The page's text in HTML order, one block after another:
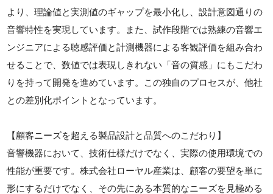
より、理論値と実測値のギャップを最小化し、設計意図通りの
音響特性を実現しています。また、試作段階では熟練の音響エ
ンジニアによる聴感評価と計測機器による客観評価を組み合わ
せることで、数値では表現しきれない「音の質感」にもこだわ
りを持って開発を進めています。この独自のプロセスが、他社
との差別化ポイントとなっています。
【顧客ニーズを超える製品設計と品質へのこだわり】
音響機器において、技術仕様だけでなく、実際の使用環境での
性能が重要です。株式会社ローヤル産業は、顧客の要望を単に
形にするだけでなく、その先にある本質的なニーズを見極める